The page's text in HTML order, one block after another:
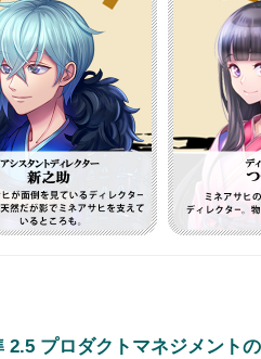
プロダクトマネジメント